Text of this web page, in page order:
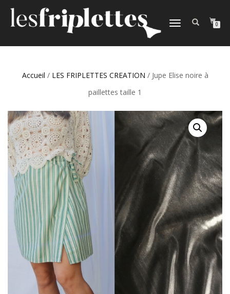
DÉPLIER
0
Accueil / LES FRIPLETTES CREATION / Jupe Elise noire à
paillettes taille 1